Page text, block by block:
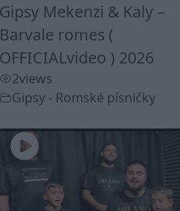
Gipsy Mekenzi & Kaly –
Barvale romes (
OFFICIALvideo ) 2026
2views
Gipsy - Romské písničky